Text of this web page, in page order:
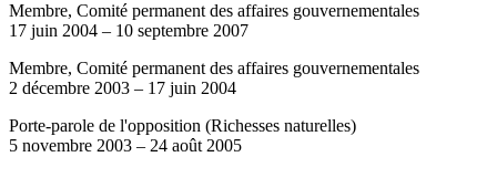
Membre, Comité permanent des affaires gouvernementales
17 juin 2004 – 10 septembre 2007
Membre, Comité permanent des affaires gouvernementales
2 décembre 2003 – 17 juin 2004
Porte-parole de l'opposition (Richesses naturelles)
5 novembre 2003 – 24 août 2005